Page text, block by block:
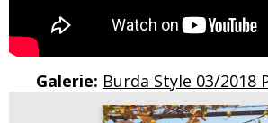
Galerie: Burda Style 03/2018